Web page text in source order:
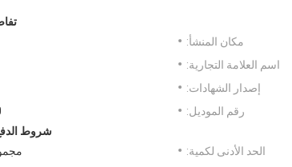
مكان المنشأ:
اسم العلامة التجارية:
إصدار الشهادات:
رقم الموديل:
شروط
الحد الأدنى لكمية: